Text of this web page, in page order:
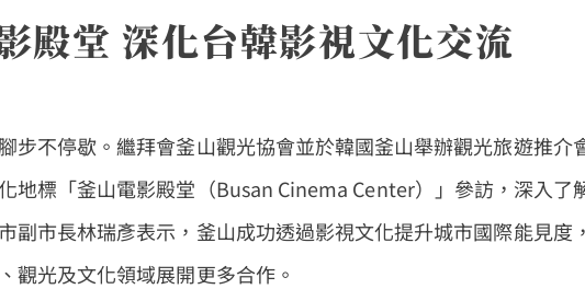
殿堂 深化台韓影視文化交流
步不停歇。繼拜會釜山觀光協會並於韓國釜山舉辦觀光旅遊推介
地標「釜山電影殿堂（Busan Cinema Center）」參訪，深入了
副市長林瑞彥表示，釜山成功透過影視文化提升城市國際能見度
觀光及文化領域展開更多合作。